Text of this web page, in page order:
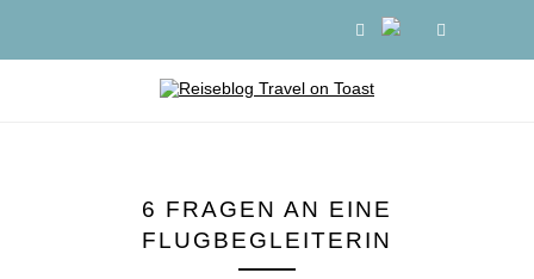
6 FRAGEN AN EINE
FLUGBEGLEITERIN